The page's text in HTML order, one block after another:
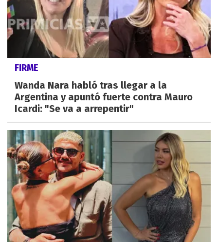
FIRME
Wanda Nara habló tras llegar a la
Argentina y apuntó fuerte contra Mauro
Icardi: "Se va a arrepentir"